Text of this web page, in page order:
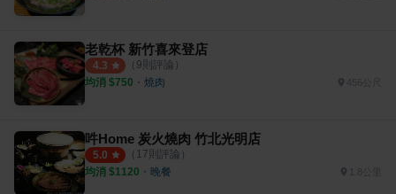
老乾杯 新竹喜來登店
4.3 （ 9則評論）
均消 $750 ・ 燒肉 456公尺
吽Home 炭火燒肉 竹北光明店
5.0 （ 17則評論）
均消 $1120 ・ 晚餐